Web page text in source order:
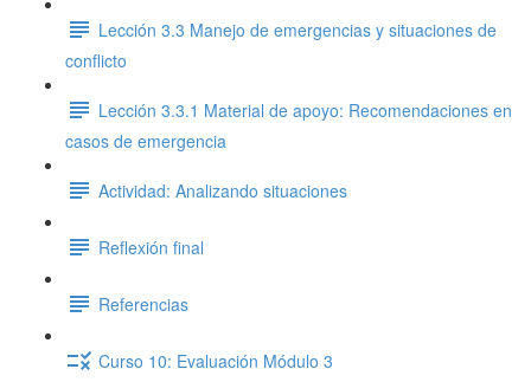
Lección 3.3 Manejo de emergencias y situaciones de
conflicto
Lección 3.3.1 Material de apoyo: Recomendaciones en
casos de emergencia
Actividad: Analizando situaciones
Reflexión final
Referencias
Curso 10: Evaluación Módulo 3